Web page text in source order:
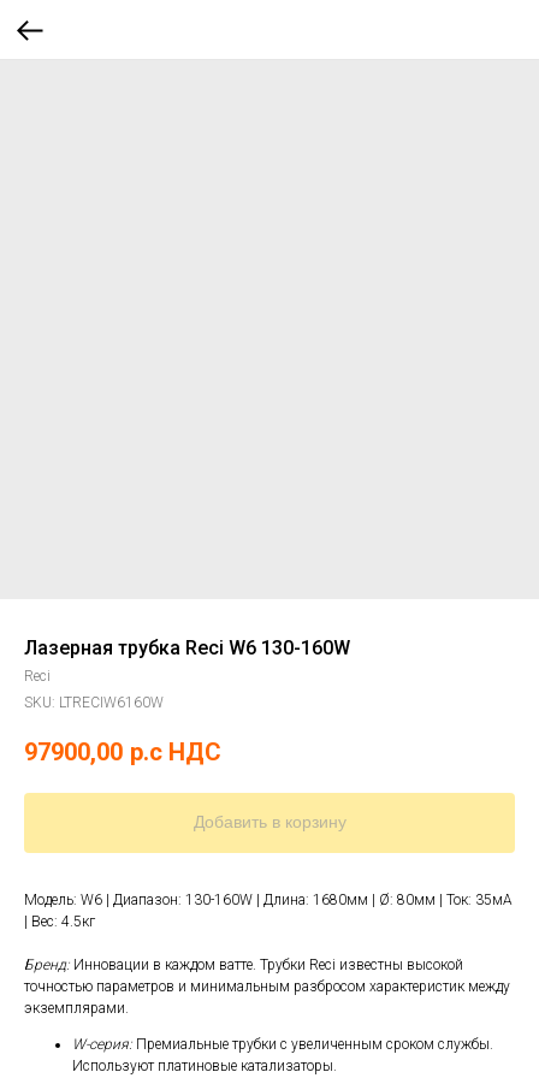
Лазерная трубка Reci W6 130-160W
Reci
SKU: LTRECIW6160W
97900,00 р.c НДС
Добавить в корзину
Модель: W6 | Диапазон: 130-160W | Длина: 1680мм | Ø: 80мм | Ток: 35мА
| Вес: 4.5кг
Бренд: Инновации в каждом ватте. Трубки Reci известны высокой
точностью параметров и минимальным разбросом характеристик между
экземплярами.
W-серия: Премиальные трубки с увеличенным сроком службы.
Используют платиновые катализаторы.